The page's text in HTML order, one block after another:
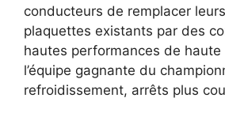
conducteurs de remplacer
plaquettes existants par des
hautes performances de haute
l’équipe gagnante du
refroidissement, arrêts plus